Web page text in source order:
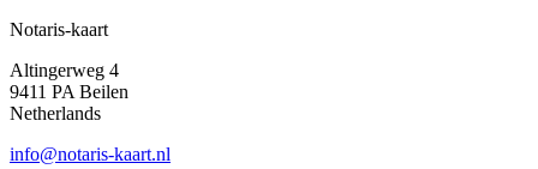
Notaris-kaart
Altingerweg 4
9411 PA Beilen
Netherlands
info@notaris-kaart.nl